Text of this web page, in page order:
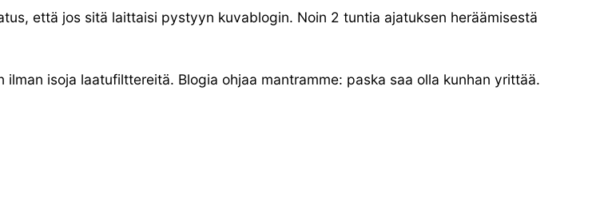
että jos sitä laittaisi pystyyn kuvablogin. Noin 2 tuntia ajatuksen heräämisestä
isoja laatufilttereitä. Blogia ohjaa mantramme: paska saa olla kunhan yrittää.